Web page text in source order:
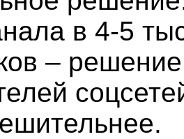
в 4-5
–